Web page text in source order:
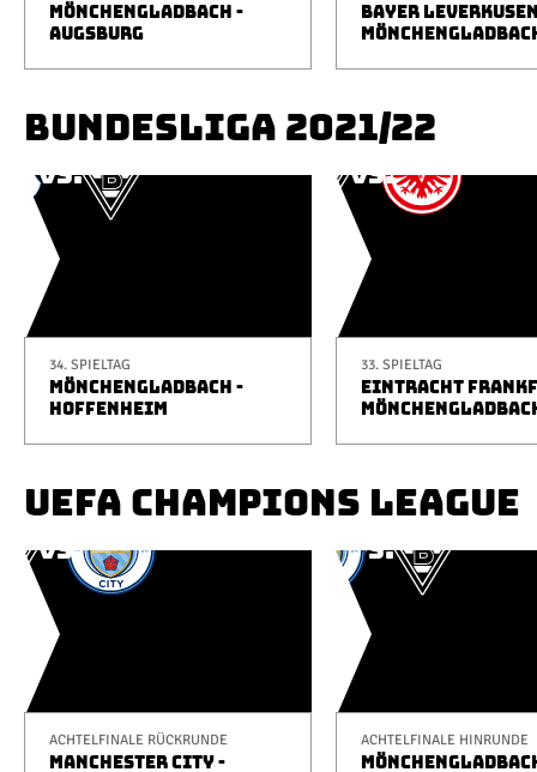
MÖNCHENGLADBACH -
AUGSBURG
BAYER
BUNDESLIGA 2021/22
34. SPIELTAG
MÖNCHENGLADBACH -
HOFFENHEIM
33. SPIELTAG
EINTRACHT
UEFA CHAMPIONS LEAGUE
ACHTELFINALE RÜCKRUNDE
MANCHESTER CITY -
ACHTELFINALE HINRUNDE